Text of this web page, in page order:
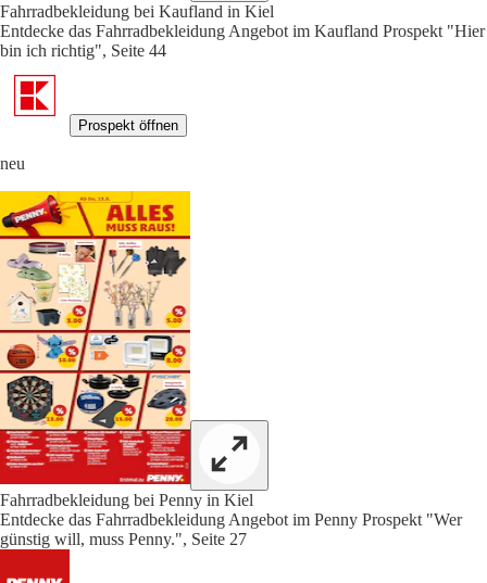
Fahrradbekleidung bei Kaufland in Kiel
Entdecke das Fahrradbekleidung Angebot im Kaufland Prospekt "Hier
bin ich richtig", Seite 44
Prospekt öffnen
neu
Fahrradbekleidung bei Penny in Kiel
Entdecke das Fahrradbekleidung Angebot im Penny Prospekt "Wer
günstig will, muss Penny.", Seite 27